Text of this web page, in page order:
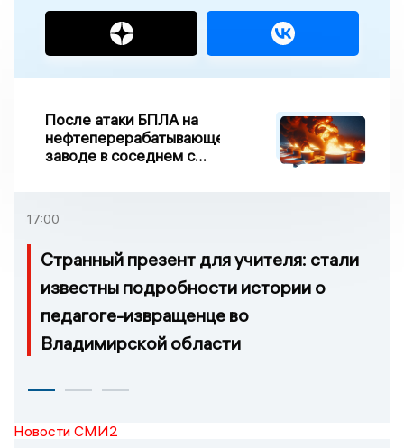
После атаки БПЛА на
нефтеперерабатывающем
заводе в соседнем с
17:00
Странный презент для учителя: стали
известны подробности истории о
педагоге-извращенце во
Владимирской области
Новости СМИ2